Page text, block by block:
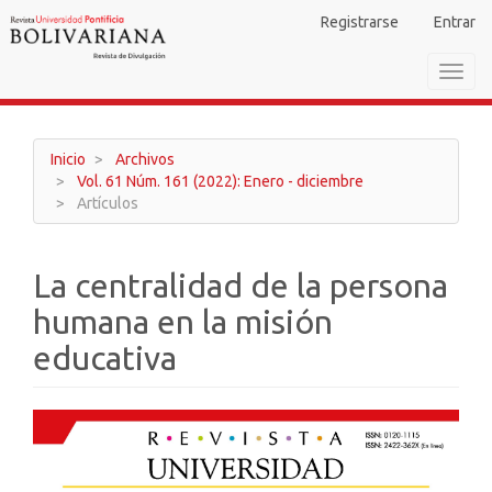
principal
Contenido
Barra
Registrarse Entrar
Inicio
Archivos
Vol. 61 Núm. 161 (2022): Enero - diciembre
Artículos
La centralidad de la persona
humana en la misión
educativa
Barra
lateral
del